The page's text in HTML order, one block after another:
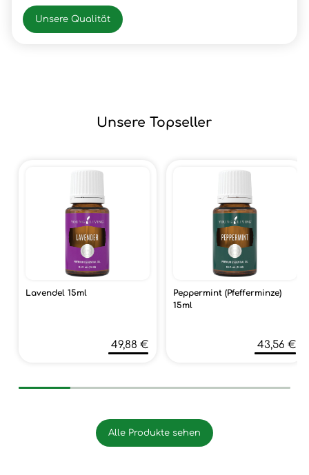
Unsere Qualität
Unsere Topseller
Lavendel 15ml
49,88 €
Peppermint (Pfefferminze)
15ml
43,56 €
Alle Produkte sehen